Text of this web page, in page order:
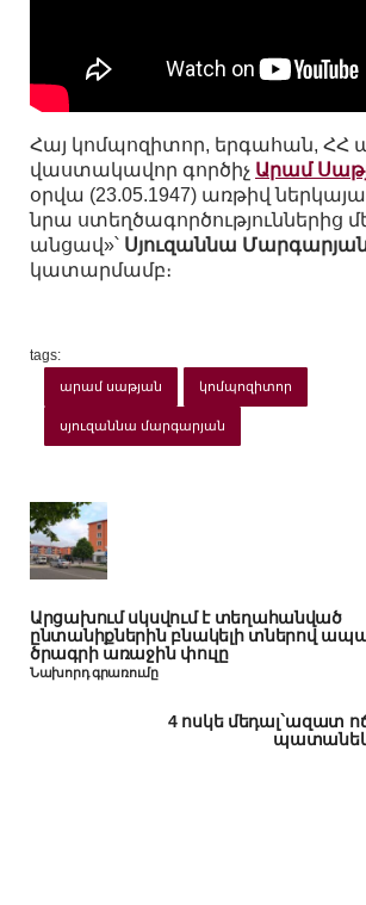
Հայ կոմպոզիտոր, երգահան, ՀՀ
վաստակավոր գործիչ Արամ
օրվա (23.05.1947) առթիվ
նրա ստեղծագործություններից
անցավ»՝ Սյուզաննա
կատարմամբ։
tags:
արամ սաթյան կոմպոզիտոր
սյուզաննա մարգարյան
Արցախում սկսվում է տեղահանված
ընտանիքներին բնակելի տներով
ծրագրի առաջին փուլը
Նախորդ գրառումը
4 ոսկե մեդալ`ազատ